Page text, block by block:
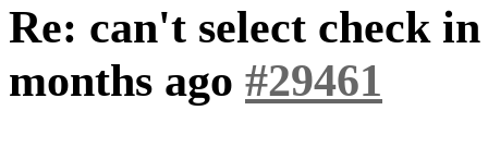
Re: can't select check
months ago #29461